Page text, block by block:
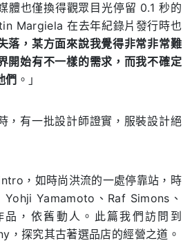
體也僅換得觀眾目光停留 0.1 秒的
Margiela 在去年紀錄片發行時也
落，某方面來說我覺得非常非常難
開始有不一樣的需求，而我不確定
們 。」
，有一批設計師證實，服裝設計絕
，如時尚洪流的一處停靠站，時
Yamamoto、Raf Simons、
，依舊動人。此篇我們訪問到
，探究其古著選品店的經營之道。